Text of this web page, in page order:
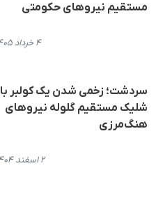
مستقیم نیروهای حکومتی
۴ خرداد ۱۴۰۵، ۱۶:۱۸
سردشت؛ زخمی شدن یک کولبر با
شلیک مستقیم گلوله نیروهای
هنگ‌مرزی
۲ اسفند ۱۴۰۴، ۱۶:۱۳